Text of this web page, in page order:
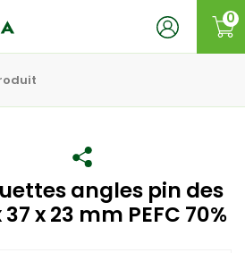
0
angles pin des
x 23 mm PEFC 70%